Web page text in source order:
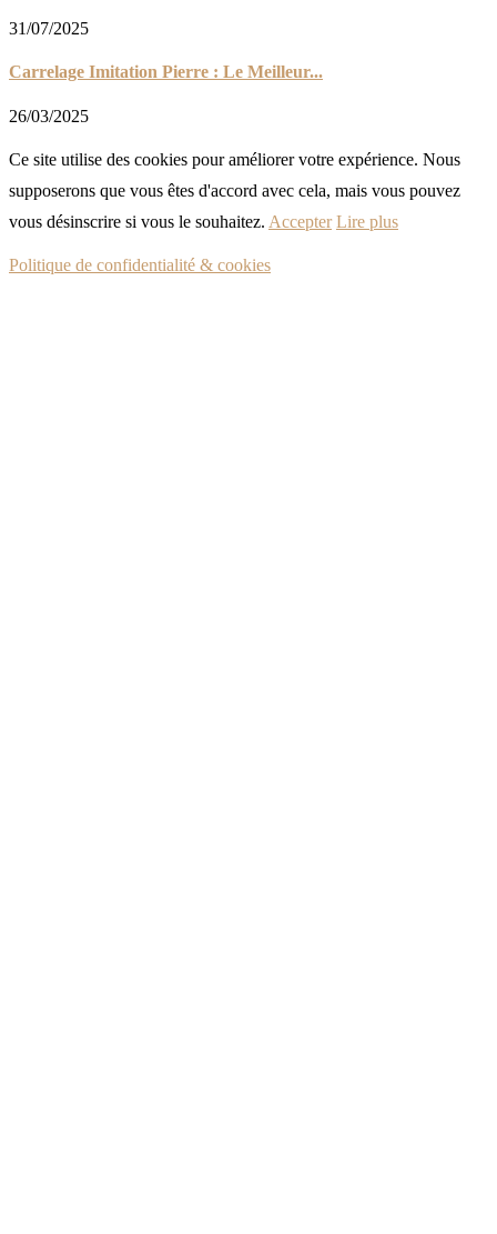
31/07/2025
Carrelage Imitation Pierre : Le Meilleur...
26/03/2025
Ce site utilise des cookies pour améliorer votre expérience. Nous
supposerons que vous êtes d'accord avec cela, mais vous pouvez
vous désinscrire si vous le souhaitez. Accepter Lire plus
Politique de confidentialité & cookies